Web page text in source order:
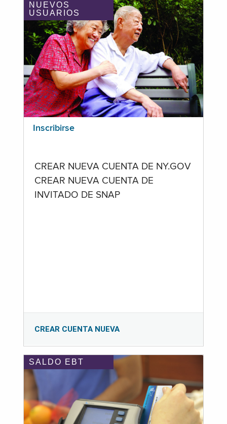
NUEVOS
USUARIOS
Inscribirse
CREAR NUEVA CUENTA DE NY.GOV
CREAR NUEVA CUENTA DE
INVITADO DE SNAP
CREAR CUENTA NUEVA
SALDO EBT